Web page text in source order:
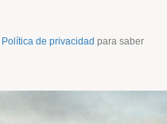
Política de privacidad para saber